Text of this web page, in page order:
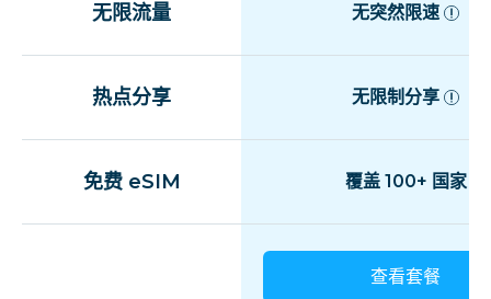
无限流量 无突然限速
热点分享 无限制分享
免费 eSIM 覆盖 100+ 国家
查看套餐